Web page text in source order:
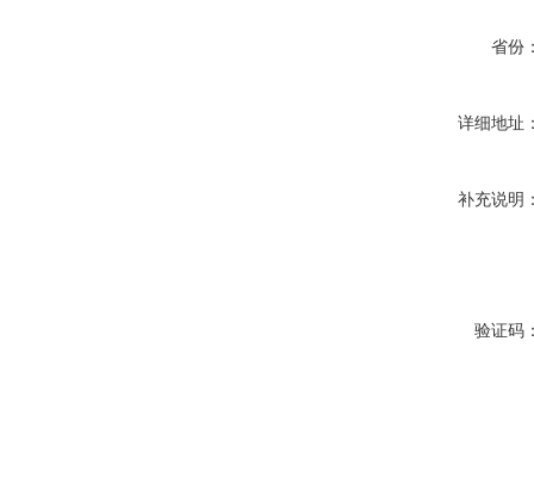
省份
详细地址
补充说明
验证码